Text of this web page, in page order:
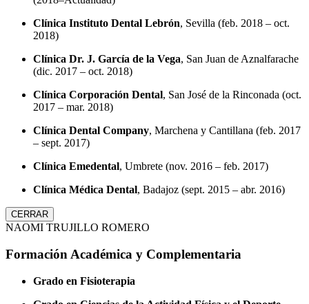
Clínica Instituto Dental Lebrón, Sevilla (feb. 2018 – oct.
2018)
Clínica Dr. J. García de la Vega, San Juan de Aznalfarache
(dic. 2017 – oct. 2018)
Clínica Corporación Dental, San José de la Rinconada (oct.
2017 – mar. 2018)
Clínica Dental Company, Marchena y Cantillana (feb. 2017
– sept. 2017)
Clínica Emedental, Umbrete (nov. 2016 – feb. 2017)
Clínica Médica Dental, Badajoz (sept. 2015 – abr. 2016)
CERRAR
NAOMI TRUJILLO ROMERO
Formación Académica y Complementaria
Grado en Fisioterapia